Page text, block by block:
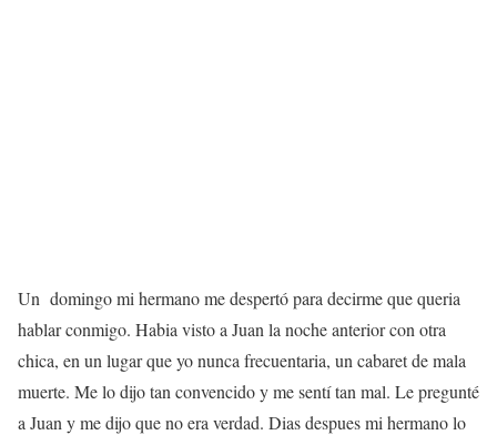
Un domingo mi hermano me despertó para decirme que queria
hablar conmigo. Habia visto a Juan la noche anterior con otra
chica, en un lugar que yo nunca frecuentaria, un cabaret de mala
muerte. Me lo dijo tan convencido y me sentí tan mal. Le pregunté
a Juan y me dijo que no era verdad. Dias despues mi hermano lo